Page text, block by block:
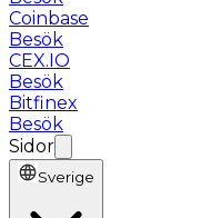
Coinbase
Besök
CEX.IO
Besök
Bitfinex
Besök
Sidor
Sverige